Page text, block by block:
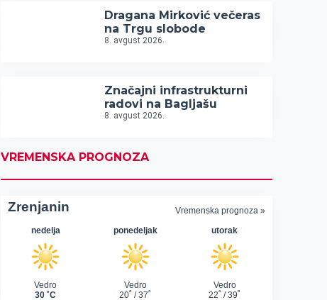
Dragana Mirković večeras
na Trgu slobode
8. avgust 2026.
Značajni infrastrukturni
radovi na Bagljašu
8. avgust 2026.
VREMENSKA PROGNOZA